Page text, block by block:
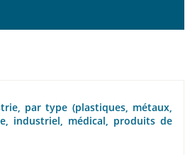
par type (plastiques, métaux,
industriel, médical, produits de